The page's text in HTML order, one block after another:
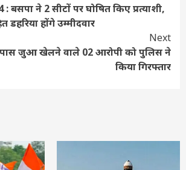
बसपा ने 2 सीटों पर घोषित किए प्रत्याशी,
डहरिया होंगे उम्मीदवार
Next
जुआ खेलने वाले 02 आरोपी को पुलिस ने
किया गिरफ्तार